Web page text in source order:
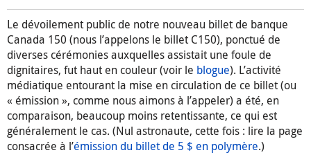
Le dévoilement public de notre nouveau billet de banque
Canada 150 (nous l’appelons le billet C150), ponctué de
diverses cérémonies auxquelles assistait une foule de
dignitaires, fut haut en couleur (voir le blogue). L’activité
médiatique entourant la mise en circulation de ce billet (ou
« émission », comme nous aimons à l’appeler) a été, en
comparaison, beaucoup moins retentissante, ce qui est
généralement le cas. (Nul astronaute, cette fois : lire la page
consacrée à l’émission du billet de 5 $ en polymère.)